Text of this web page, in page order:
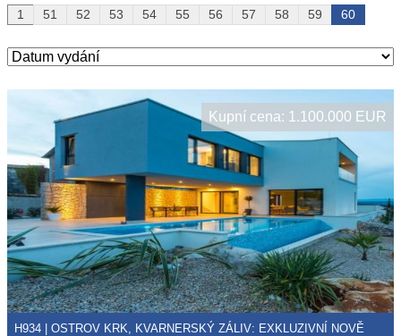
1 51 52 53 54 55 56 57 58 59 60
Kupní cena: 1.100.000 EUR
H934 | OSTROV KRK, KVARNERSKÝ ZÁLIV: EXKLUZIVNÍ NOVĚ